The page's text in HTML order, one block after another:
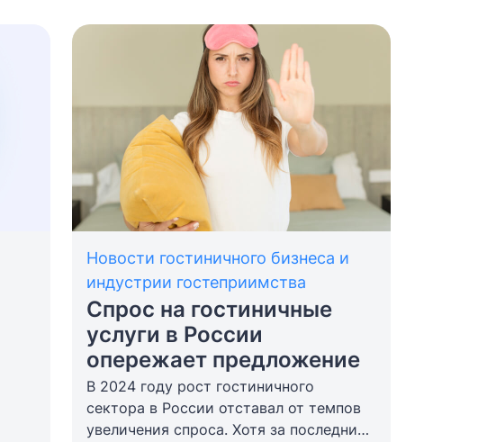
Новости гостиничного бизнеса и
индустрии гостеприимства
Спрос на гостиничные
услуги в России
опережает предложение
В 2024 году рост гостиничного
сектора в России отставал от темпов
увеличения спроса. Хотя за последние